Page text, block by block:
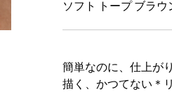
簡単なのに、仕上が
描く、かつてない＊
ソフト トープ ブラウ